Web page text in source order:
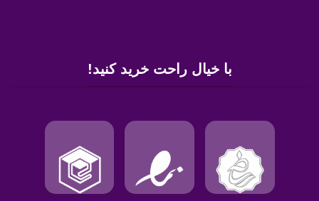
با خیال راحت خرید کنید!